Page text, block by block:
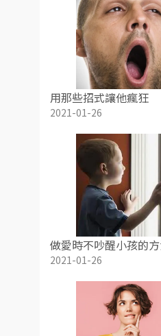
用那些招式讓他瘋狂
2021-01-26
做愛時不吵醒小孩的
2021-01-26